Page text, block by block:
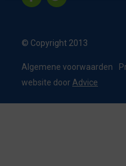
© Copyright 2013
Algemene voorwaarden
website door Advice